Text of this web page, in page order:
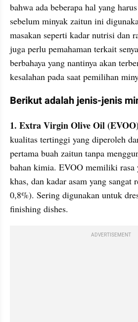
bahwa ada beberapa hal yang
sebelum minyak zaitun ini
masakan seperti kadar nutrisi dan
juga perlu pemahaman terkait
berbahaya yang nantinya akan
kesalahan pada saat pemilihan
Berikut adalah jenis-jenis
1. Extra Virgin Olive Oil
kualitas tertinggi yang diperoleh
pertama buah zaitun tanpa
bahan kimia. EVOO memiliki rasa
khas, dan kadar asam yang sangat
0,8%). Sering digunakan untuk
finishing dishes.
ADVERTISEMENT